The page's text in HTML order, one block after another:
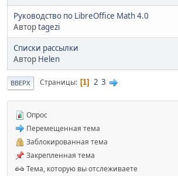
Руководство по LibreOffice Math 4.0
Авторtagezi
Списки рассылки
Автор Helen
ВВЕРХ Страницы 1 2 3
Опрос
Перемещенная тема
Заблокированная тема
Закрепленная тема
Тема, которую вы отслеживаете